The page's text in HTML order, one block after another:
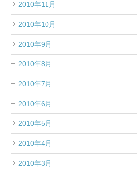
2010年11月
2010年10月
2010年9月
2010年8月
2010年7月
2010年6月
2010年5月
2010年4月
2010年3月